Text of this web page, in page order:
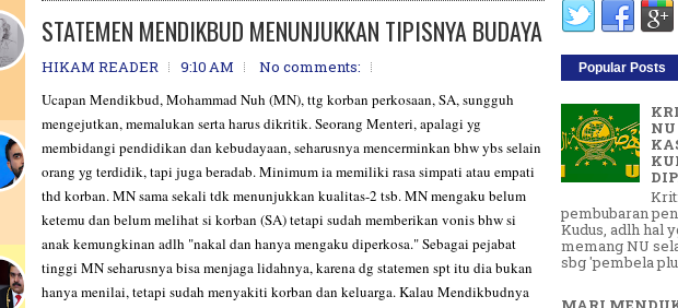
STATEMEN MENDIKBUD MENUNJUKKAN TIPISNYA BUDAYA
HIKAM READER 9:10 AM
No comments:
Ucapan Mendikbud, Mohammad Nuh (MN), ttg korban perkosaan, SA, sungguh
mengejutkan, memalukan serta harus dikritik. Seorang Menteri, apalagi yg
membidangi pendidikan dan kebudayaan, seharusnya mencerminkan bhw ybs selain
orang yg terdidik, tapi juga beradab. Minimum ia memiliki rasa simpati atau empati
thd korban. MN sama sekali tdk menunjukkan kualitas-2 tsb. MN mengaku belum
ketemu dan belum melihat si korban (SA) tetapi sudah memberikan vonis bhw si
anak kemungkinan adlh "nakal dan hanya mengaku diperkosa." Sebagai pejabat
tinggi MN seharusnya bisa menjaga lidahnya, karena dg statemen spt itu dia bukan
hanya menilai, tetapi sudah menyakiti korban dan keluarga. Kalau Mendikbudnya
Popular Posts
pembubaran
Kudus, adlh hal
memang NU
sbg 'pembela